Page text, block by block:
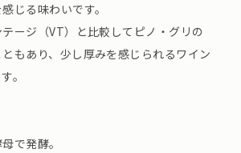
じる味わいです。
ージ（VT）と比較してピノ・グリの
もあり、少し厚みを感じられるワイン
。
で発酵。